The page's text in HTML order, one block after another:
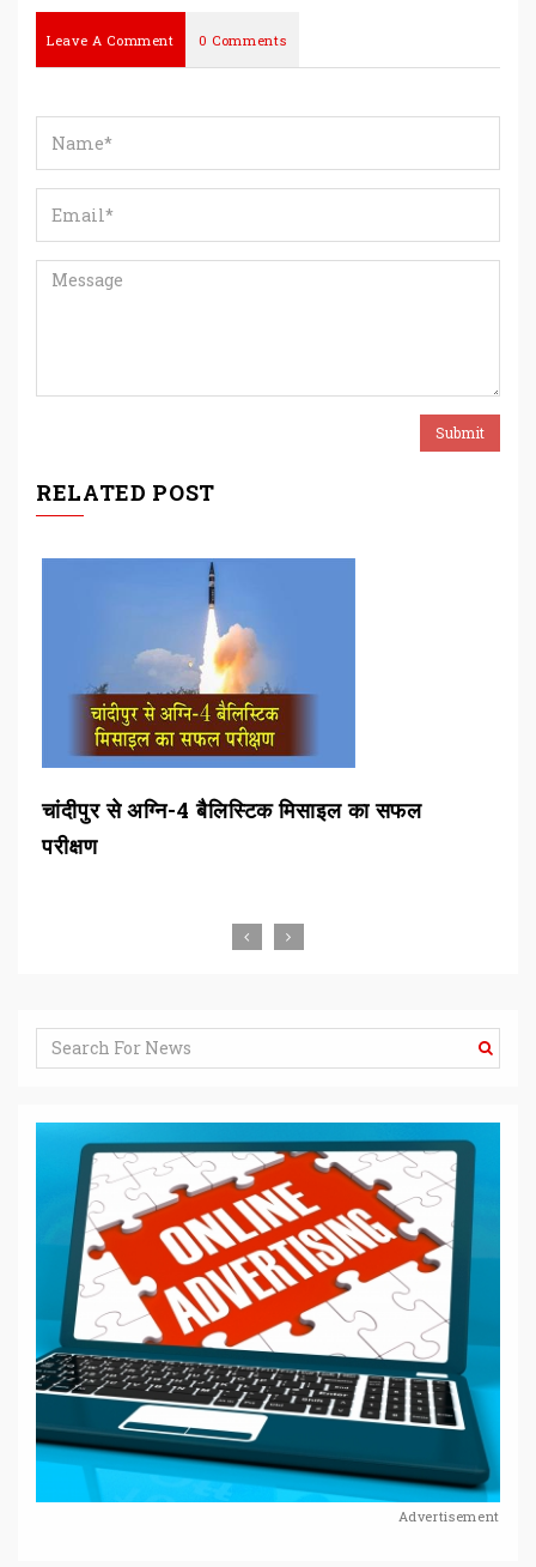
Leave A Comment 0 Comments
RELATED POST
चांदीपुर से अग्नि-4 बैलिस्टिक मिसाइल का सफल
परीक्षण
Advertisement